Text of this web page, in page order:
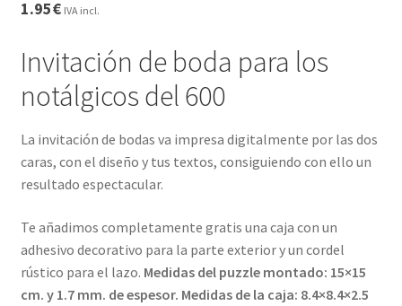
CONDICIONES GENERALES
Contacto
Detalles de Facturación
ENVIO DE FOTOS Y PORTES
caretas personalizadas
Lista de deseos
1.95€ IVA incl.
Invitación de boda para los
notálgicos del 600
La invitación de bodas va impresa digitalmente por las dos
caras, con el diseño y tus textos, consiguiendo con ello un
resultado espectacular.
Te añadimos completamente gratis una caja con un
adhesivo decorativo para la parte exterior y un cordel
rústico para el lazo. Medidas del puzzle montado: 15×15
cm. y 1.7 mm. de espesor. Medidas de la caja: 8.4×8.4×2.5